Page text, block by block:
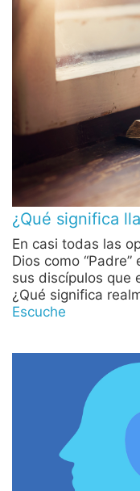
¿Qué significa
En casi todas las
Dios como
sus discípulos que
¿Qué significa
Escuche